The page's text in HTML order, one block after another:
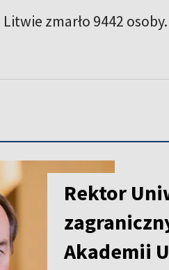
zmarło 9442 osoby.
Rektor
Akademii